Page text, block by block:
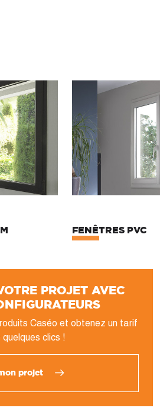
FENÊTRES PVC
PROJET AVEC
Caséo et obtenez un tarif
quelques clics !
projet